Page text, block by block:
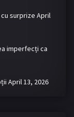
surprize April
imperfecți ca
April 13, 2026